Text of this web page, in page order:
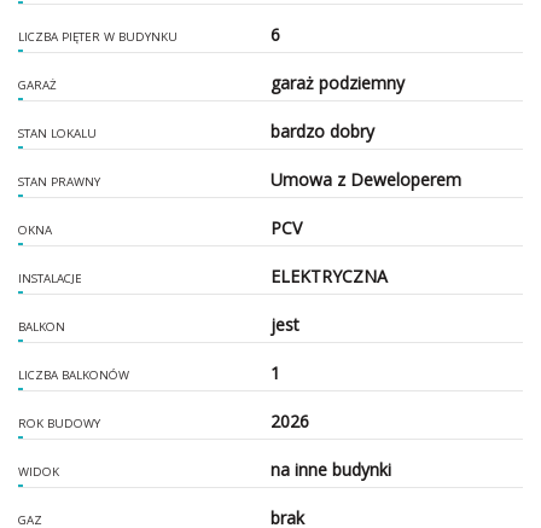
LICZBA PIĘTER W BUDYNKU 6
GARAŻ garaż podziemny
STAN LOKALU bardzo dobry
STAN PRAWNY Umowa z Deweloperem
OKNA PCV
INSTALACJE ELEKTRYCZNA
BALKON jest
LICZBA BALKONÓW 1
ROK BUDOWY 2026
WIDOK na inne budynki
GAZ brak